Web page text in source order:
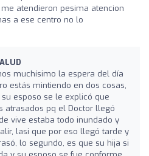
atendieron pesima atencion
a ese centro no lo
muchísimo la espera del día
estás mintiendo en dos cosas,
esposo se le explicó que
atrasados pq el Doctor llegó
vive estaba todo inundado y
lasi que por eso llegó tarde y
lo segundo, es que su hija si